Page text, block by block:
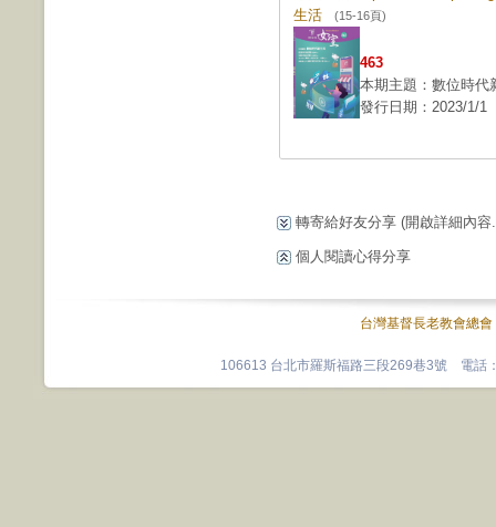
生活 (15-16頁)
463
本期主題：數位時代
發行日期：2023/1/1
轉寄給好友分享 (開啟詳細內容
個人閱讀心得分享
台灣基督長老教會總會
106613 台北市羅斯福路三段269巷3號 電